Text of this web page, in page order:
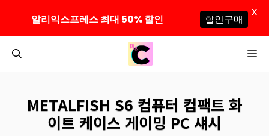
METALFISH S6 컴퓨터 컴팩트 화
이트 케이스 게이밍 PC 섀시
알리익스프레스 최대 50% 할인 할인구매
X